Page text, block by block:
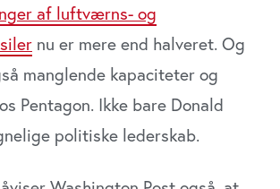
af luftværns- og
nu er mere end halveret. Og
manglende kapaciteter og
Pentagon. Ikke bare Donald
politiske lederskab.